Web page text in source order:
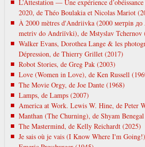
L’Attestation — Une expérience
2020, de Théo Boulakia et Nicolas Mariot
À 2000 mètres d'Andriivka (2000 метрів до
metrіv do Andrіїvki), de Mstyslav Tchernov
Walker Evans, Dorothea Lange & les
Dépression, de Thierry Grillet (2017)
Robot Stories, de Greg Pak (2003)
Love (Women in Love), de Ken Russell
The Movie Orgy, de Joe Dante (1968)
Lamps, de Lamps (2007)
America at Work. Lewis W. Hine, de Peter
Manthan (The Churning), de Shyam
The Mastermind, de Kelly Reichardt (2025)
Je sais où je vais (I Know Where I'm